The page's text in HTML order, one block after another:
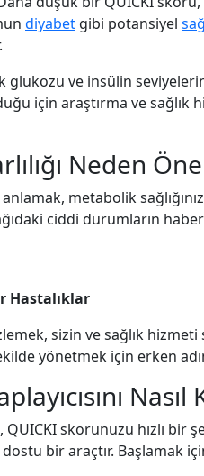
diyabet gibi potansiyel
glukozu ve insülin
için araştırma ve sağlık
Neden
anlamak, metabolik
ciddi durumların
Hastalıklar
sizin ve sağlık
yönetmek için erken
Nasıl
QUICKI skorunuzu hızlı bir
dostu bir araçtır. Başlamak